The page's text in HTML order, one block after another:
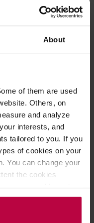
About
of them are used
Others, on
and analyze
interests, and
tailored to you. If you
of cookies on your
You can change your
the cookies
S.A., ul.
or third parties’